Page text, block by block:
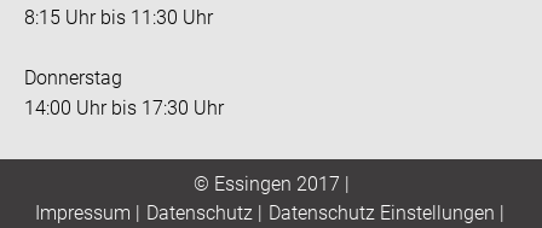
8:15 Uhr bis 11:30 Uhr
Donnerstag
14:00 Uhr bis 17:30 Uhr
© Essingen 2017 |
Impressum | Datenschutz| Datenschutz Einstellungen |